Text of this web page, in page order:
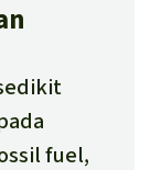
fuel,